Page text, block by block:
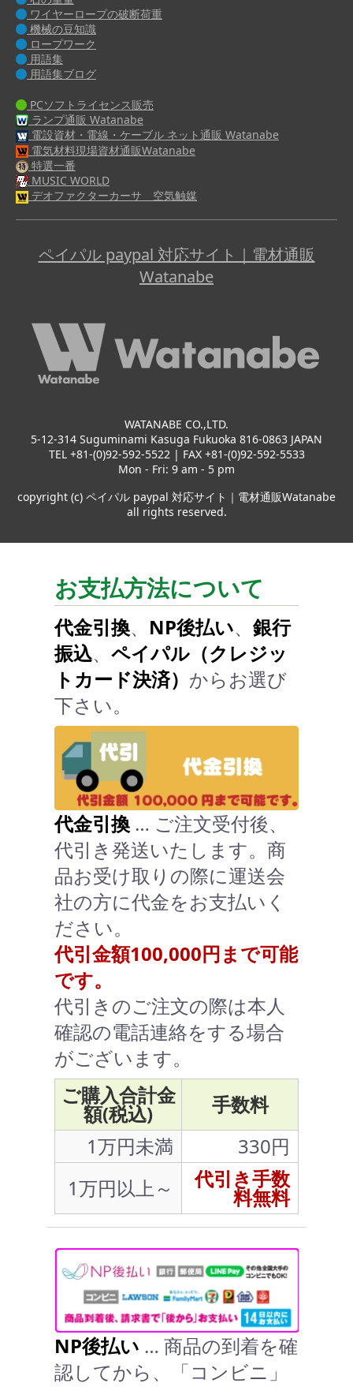
ワイヤーロープの破断荷重
機械の豆知識
ロープワーク
用語集
用語集ブログ
PCソフトライセンス販売
ランプ通販 Watanabe
電設資材・電線・ケーブル ネット通販 Watanabe
電気材料現場資材通販Watanabe
特選一番
MUSIC WORLD
デオファクターカーサ 空気触媒
ペイパル paypal 対応サイト｜電材通販
Watanabe
WATANABE CO.,LTD.
5-12-314 Suguminami Kasuga Fukuoka 816-0863 JAPAN
TEL +81-(0)92-592-5522 | FAX +81-(0)92-592-5533
Mon - Fri: 9 am - 5 pm
copyright (c) ペイパル paypal 対応サイト｜電材通販Watanabe
all rights reserved.
お支払方法について
代金引換、 NP後払い、 銀行
振込、 ペイパル（クレジッ
トカード決済） からお選び
下さい。
代金引換 … ご注文受付後、
代引き発送いたします。商
品お受け取りの際に運送会
社の方に代金をお支払いく
ださい。
代引金額100,000円まで可能
です。
代引きのご注文の際は本人
確認の電話連絡をする場合
がございます。
ご購入合計金
額(税込)
手数料
1万円未満
330円
1万円以上～
代引き手数
料無料
NP後払い … 商品の到着を確
認してから、「コンビニ」